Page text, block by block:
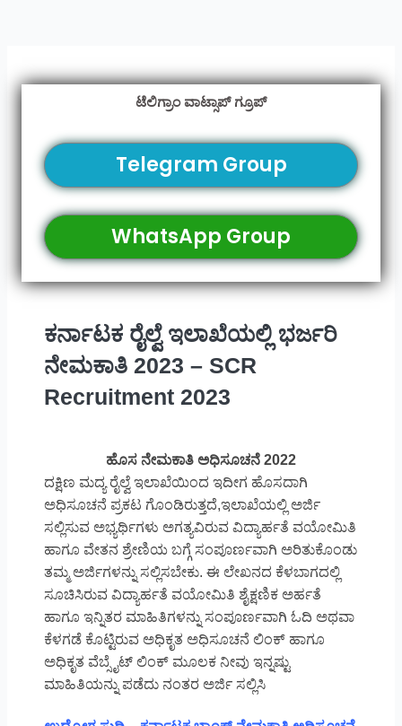
ಟೆಲಿಗ್ರಾಂ ವಾಟ್ಸಾಪ್ ಗ್ರೂಪ್
Telegram Group
WhatsApp Group
ಕರ್ನಾಟಕ ರೈಲ್ವೆ ಇಲಾಖೆಯಲ್ಲಿ ಭರ್ಜರಿ
ನೇಮಕಾತಿ 2023 – SCR
Recruitment 2023
ಹೊಸ ನೇಮಕಾತಿ ಅಧಿಸೂಚನೆ 2022
ದಕ್ಷಿಣ ಮದ್ಯ ರೈಲ್ವೆ ಇಲಾಖೆಯಿಂದ ಇದೀಗ ಹೊಸದಾಗಿ
ಅಧಿಸೂಚನೆ ಪ್ರಕಟ ಗೊಂಡಿರುತ್ತದೆ,ಇಲಾಖೆಯಲ್ಲಿ ಅರ್ಜಿ
ಸಲ್ಲಿಸುವ ಅಭ್ಯರ್ಥಿಗಳು ಅಗತ್ಯವಿರುವ ವಿದ್ಯಾರ್ಹತೆ ವಯೋಮಿತಿ
ಹಾಗೂ ವೇತನ ಶ್ರೇಣಿಯ ಬಗ್ಗೆ ಸಂಪೂರ್ಣವಾಗಿ ಅರಿತುಕೊಂಡು
ತಮ್ಮ ಅರ್ಜಿಗಳನ್ನು ಸಲ್ಲಿಸಬೇಕು. ಈ ಲೇಖನದ ಕೆಳಬಾಗದಲ್ಲಿ
ಸೂಚಿಸಿರುವ ವಿದ್ಯಾರ್ಹತೆ ವಯೋಮಿತಿ ಶೈಕ್ಷಣಿಕ ಅರ್ಹತೆ
ಹಾಗೂ ಇನ್ನಿತರ ಮಾಹಿತಿಗಳನ್ನು ಸಂಪೂರ್ಣವಾಗಿ ಓದಿ ಅಥವಾ
ಕೆಳಗಡೆ ಕೊಟ್ಟಿರುವ ಅಧಿಕೃತ ಅಧಿಸೂಚನೆ ಲಿಂಕ್ ಹಾಗೂ
ಅಧಿಕೃತ ವೆಬ್ಸೈಟ್ ಲಿಂಕ್ ಮೂಲಕ ನೀವು ಇನ್ನಷ್ಟು
ಮಾಹಿತಿಯನ್ನು ಪಡೆದು ನಂತರ ಅರ್ಜಿ ಸಲ್ಲಿಸಿ